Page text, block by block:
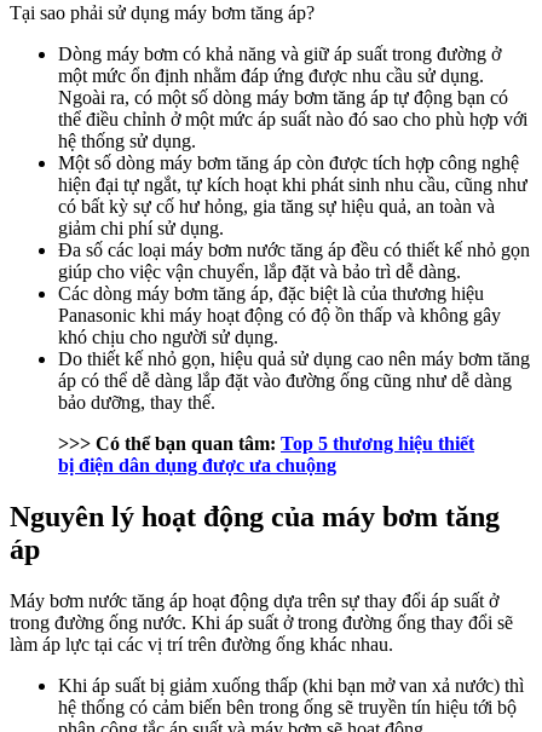
Tại sao phải sử dụng máy bơm tăng áp?
Dòng máy bơm có khả năng và giữ áp suất trong đường ở
một mức ổn định nhằm đáp ứng được nhu cầu sử dụng.
Ngoài ra, có một số dòng máy bơm tăng áp tự động bạn có
thể điều chỉnh ở một mức áp suất nào đó sao cho phù hợp với
hệ thống sử dụng.
Một số dòng máy bơm tăng áp còn được tích hợp công nghệ
hiện đại tự ngắt, tự kích hoạt khi phát sinh nhu cầu, cũng như
có bất kỳ sự cố hư hỏng, gia tăng sự hiệu quả, an toàn và
giảm chi phí sử dụng.
Đa số các loại máy bơm nước tăng áp đều có thiết kế nhỏ gọn
giúp cho việc vận chuyển, lắp đặt và bảo trì dễ dàng.
Các dòng máy bơm tăng áp, đặc biệt là của thương hiệu
Panasonic khi máy hoạt động có độ ồn thấp và không gây
khó chịu cho người sử dụng.
Do thiết kế nhỏ gọn, hiệu quả sử dụng cao nên máy bơm tăng
áp có thể dễ dàng lắp đặt vào đường ống cũng như dễ dàng
bảo dưỡng, thay thế.
>>> Có thể bạn quan tâm: Top 5 thương hiệu thiết
bị điện dân dụng được ưa chuộng
Nguyên lý hoạt động của máy bơm tăng
áp
Máy bơm nước tăng áp hoạt động dựa trên sự thay đổi áp suất ở
trong đường ống nước. Khi áp suất ở trong đường ống thay đổi sẽ
làm áp lực tại các vị trí trên đường ống khác nhau.
Khi áp suất bị giảm xuống thấp (khi bạn mở van xả nước) thì
hệ thống có cảm biến bên trong ống sẽ truyền tín hiệu tới bộ